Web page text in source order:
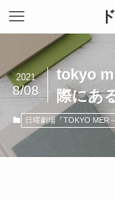
tokyo
際にあ
2021
8/08
日曜劇場『TOKYO MER